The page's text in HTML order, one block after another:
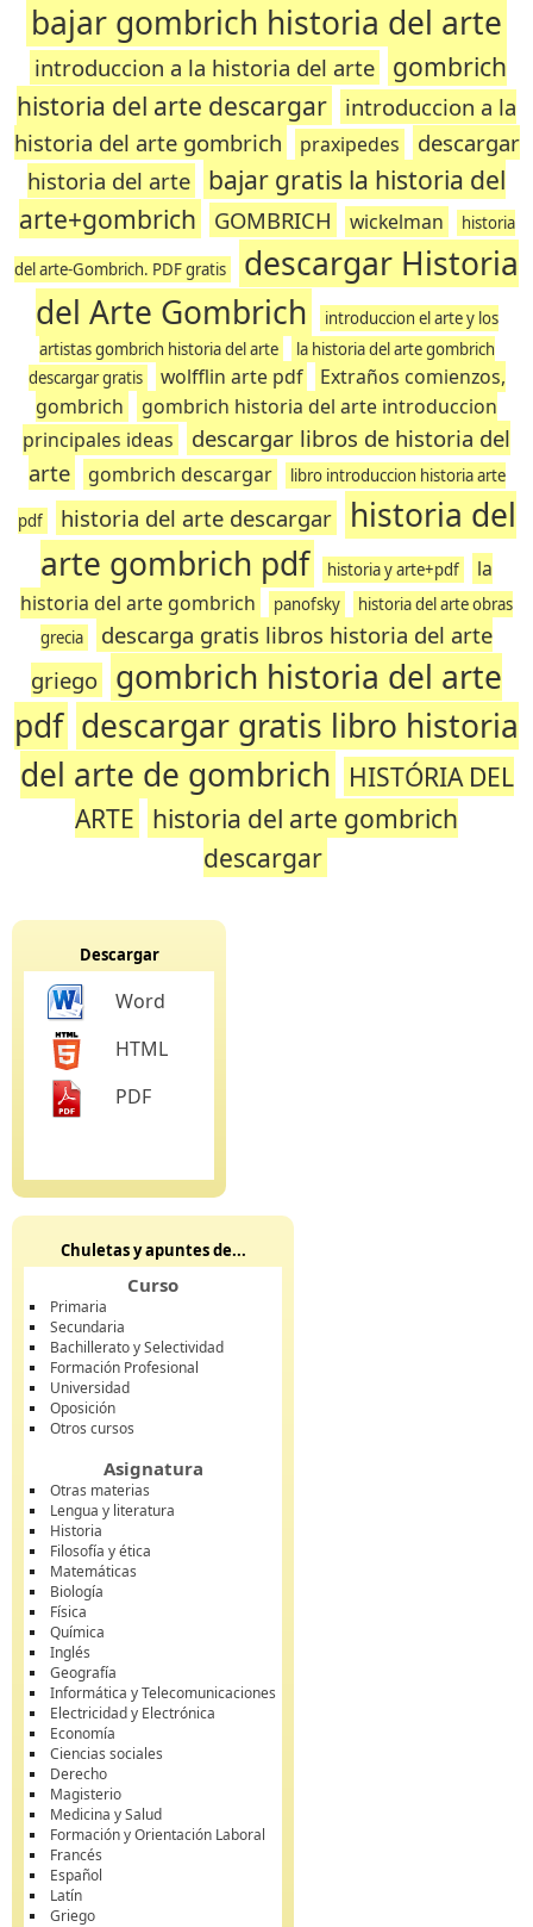
bajar gombrich historia del arte
introduccion a la historia del arte
gombrich
historia del arte descargar
introduccion a la
historia del arte gombrich
praxipedes
descargar
historia del arte
bajar gratis la historia del
arte+gombrich
GOMBRICH wickelman historia
del arte-Gombrich. PDF gratis
descargar Historia
del Arte Gombrich
introduccion el arte y los
artistas gombrich historia del arte
la historia del arte gombrich
descargar gratis
wolfflin arte pdf
Extraños comienzos,
gombrich
gombrich historia del arte introduccion
principales ideas
descargar libros de historia del
arte
gombrich descargar libro introduccion historia arte
pdf historia del arte descargar
historia del
arte gombrich pdf
historia y arte+pdf
la
historia del arte gombrich
panofsky
historia del arte obras
grecia
descarga gratis libros historia del arte
griego
gombrich historia del arte
pdf descargar gratis libro historia
del arte de gombrich
HISTÓRIA DEL
ARTE historia del arte gombrich
descargar
Descargar
Word
HTML
PDF
Chuletas y apuntes de...
Curso
Primaria
Secundaria
Bachillerato y Selectividad
Formación Profesional
Universidad
Oposición
Otros cursos
Asignatura
Otras materias
Lengua y literatura
Historia
Filosofía y ética
Matemáticas
Biología
Física
Química
Inglés
Geografía
Informática y Telecomunicaciones
Electricidad y Electrónica
Economía
Ciencias sociales
Derecho
Magisterio
Medicina y Salud
Formación y Orientación Laboral
Francés
Español
Latín
Griego